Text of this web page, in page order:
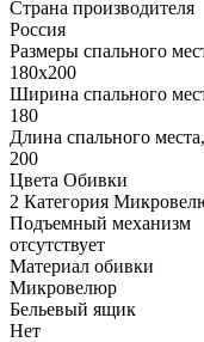
Страна производителя
Россия
Размеры спального
180х200
Ширина спального
180
Длина спального
200
Цвета Обивки
2 Категория
Подъемный механизм
отсутствует
Материал обивки
Микровелюр
Бельевый ящик
Нет